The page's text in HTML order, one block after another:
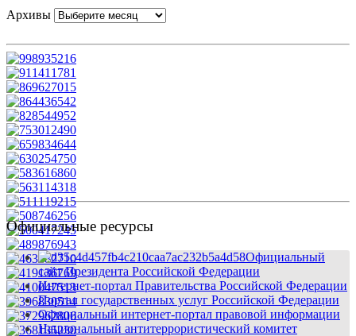
Архивы
Официальные ресурсы
Официальный
сайт Президента Российской Федерации
Интернет-портал Правительства Российской Федерации
Портал государственных услуг Российской Федерации
Официальный интернет-портал правовой информации
Национальный антитеррористический комитет